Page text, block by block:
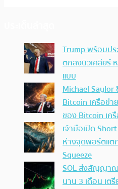
Trump พร้อมปร
ตกลงนิวเคลียร์
แบบ
Michael
Bitcoin เครือข่า
ของ Bitcoin เค
เจ้ามือเปิด
ห่างจุดพอร์ตแต
Squeeze
SOL ส่งสัญญาณ
นาน 3 เดือน เต